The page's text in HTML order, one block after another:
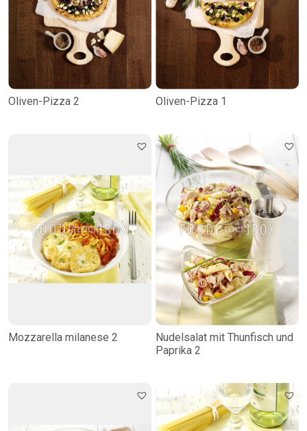
Oliven-Pizza 2 Oliven-Pizza 1
Mozzarella milanese 2
Nudelsalat mit Thunfisch und
Paprika 2